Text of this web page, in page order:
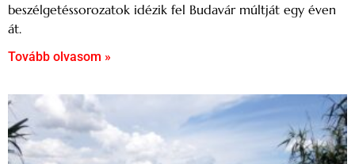
beszélgetéssorozatok idézik fel Budavár múltját egy éven
át.
Tovább olvasom »